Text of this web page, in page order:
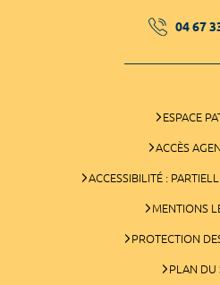
04 67
ESPACE
ACCÈS
ACCESSIBILITÉ :
MENTIONS
PROTECTION
PLAN DU